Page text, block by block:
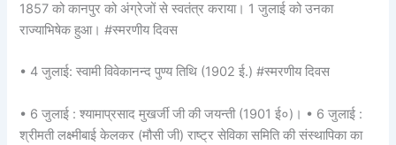
1857 को कानपुर को अंग्रेजों से स्वतंत्र कराया। 1 जुलाई को उनका
राज्याभिषेक हुआ। #स्मरणीय दिवस
• 4 जुलाई: स्वामी विवेकानन्द पुण्य तिथि (1902 ई.) #स्मरणीय दिवस
• 6 जुलाई : श्यामाप्रसाद मुखर्जी जी की जयन्ती (1901 ई०)। • 6 जुलाई :
श्रीमती लक्ष्मीबाई केलकर (मौसी जी) राष्ट्र सेविका समिति की संस्थापिका का